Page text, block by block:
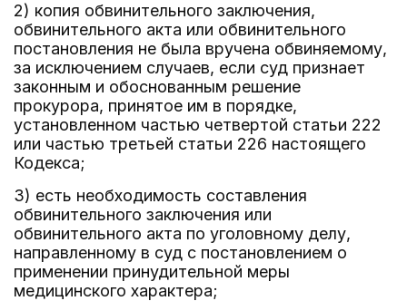
2) копия обвинительного заключения,
обвинительного акта или обвинительного
постановления не была вручена обвиняемому,
за исключением случаев, если суд признает
законным и обоснованным решение
прокурора, принятое им в порядке,
установленном частью четвертой статьи 222
или частью третьей статьи 226 настоящего
Кодекса;
3) есть необходимость составления
обвинительного заключения или
обвинительного акта по уголовному делу,
направленному в суд с постановлением о
применении принудительной меры
медицинского характера;